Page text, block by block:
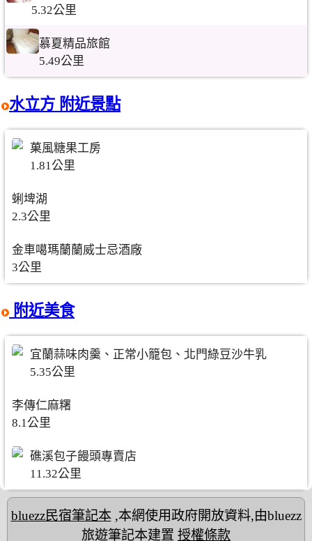
5.32公里
慕夏精品旅館
5.49公里
水立方 附近景點
菓風糖果工房
1.81公里
蜊埤湖
2.3公里
金車噶瑪蘭蘭威士忌酒廠
3公里
附近美食
宜蘭蒜味肉羹、正常小籠包、北門綠豆沙牛乳
5.35公里
李傳仁麻糬
8.1公里
礁溪包子饅頭專賣店
11.32公里
bluezz民宿筆記本,本網使用政府開放資料,由bluezz
旅遊筆記本建置 授權條款